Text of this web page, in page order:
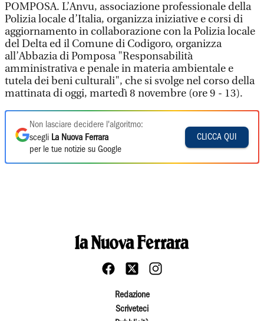
POMPOSA. L’Anvu, associazione professionale della
Polizia locale d’Italia, organizza iniziative e corsi di
aggiornamento in collaborazione con la Polizia locale
del Delta ed il Comune di Codigoro, organizza
all’Abbazia di Pomposa "Responsabilità
amministrativa e penale in materia ambientale e
tutela dei beni culturali", che si svolge nel corso della
mattinata di oggi, martedì 8 novembre (ore 9 - 13).
Non lasciare decidere l'algoritmo:
scegli La Nuova Ferrara
per le tue notizie su Google
CLICCA QUI
Redazione
Scriveteci